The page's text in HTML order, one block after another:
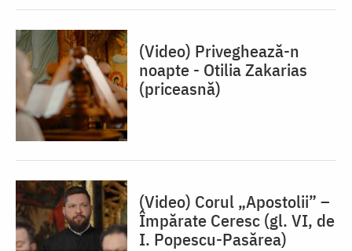
(Video) Priveghează-n
noapte - Otilia Zakarias
(priceasnă)
(Video) Corul „Apostolii” –
⁠Împărate Ceresc (gl. VI, de
I. Popescu-Pasărea)